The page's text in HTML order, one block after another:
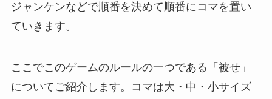
ジャンケンなどで順番を決めて順番にコマを置い
ていきます。
ここでこのゲームのルールの一つである「被せ」
についてご紹介します。コマは大・中・小サイズ